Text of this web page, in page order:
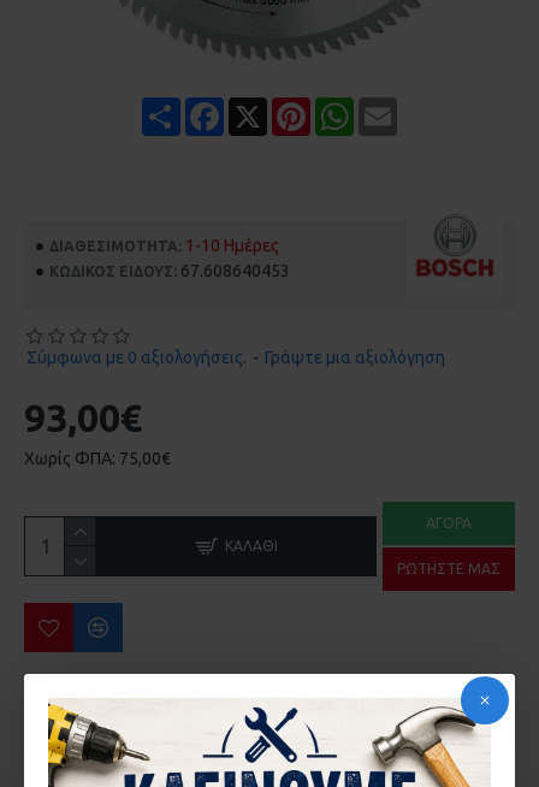
Share Facebook PinterestWhatsApp
ΔΙΑΘΕΣΙΜΌΤΗΤΑ: 1-10 Ημέρες
ΚΩΔΙΚΌΣ ΕΊΔΟΥΣ: 67.608640453
Σύμφωνα με 0 αξιολογήσεις. - Γράψτε μια αξιολόγηση
93,00€
Χωρίς ΦΠΑ: 75,00€
ΚΑΛΆΘΙ
ΑΓΟΡΆ
ΡΩΤΉΣΤΕ ΜΑΣ
ΠΕΡΙΣΣΌΤΕΡΑ ΑΠΌ ΤΗΝ ΙΔΙΑ ΜΆΡΚΑ
ΑΝΤΑΠΤΟΡΑΣ ΑΠΟ SDS-PLUS ΣΕ ΜΥΤΗ 1/4 ΜΕ ΜΑΓΝΗΤΗ BOSCH 2607000206